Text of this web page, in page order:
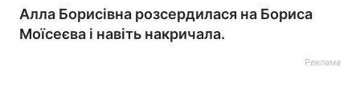
Алла Борисівна розсердилася на Бориса
Моїсеєва і навіть накричала.
Реклама